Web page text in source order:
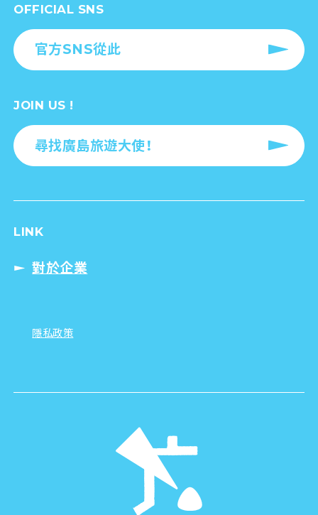
OFFICIAL SNS
官方SNS從此
JOIN US !
尋找廣島旅遊大使！
LINK
對於企業
隱私政策